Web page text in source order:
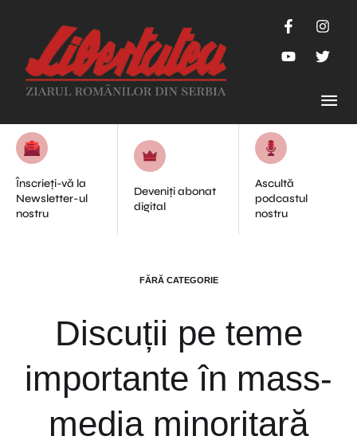
Înscrieți-vă la
Newsletter-ul
nostru
Deveniți abonat
digital
Ascultă
podcastul
nostru
FĂRĂ CATEGORIE
Discuții pe teme
importante în mass-
media minoritară